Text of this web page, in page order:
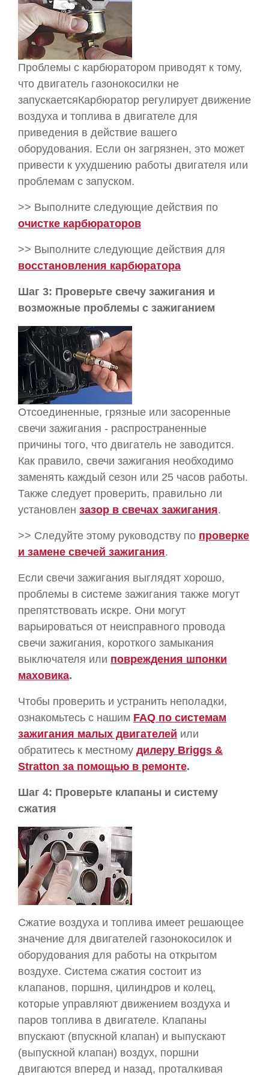
Проблемы с карбюратором приводят к тому,
что двигатель газонокосилки не
запускаетсяКарбюратор регулирует движение
воздуха и топлива в двигателе для
приведения в действие вашего
оборудования. Если он загрязнен, это может
привести к ухудшению работы двигателя или
проблемам с запуском.
>> Выполните следующие действия по
очистке карбюраторов
>> Выполните следующие действия для
восстановления карбюратора
Шаг 3: Проверьте свечу зажигания и
возможные проблемы с зажиганием
Отсоединенные, грязные или засоренные
свечи зажигания - распространенные
причины того, что двигатель не заводится.
Как правило, свечи зажигания необходимо
заменять каждый сезон или 25 часов работы.
Также следует проверить, правильно ли
установлен зазор в свечах зажигания.
>> Следуйте этому руководству по проверке
и замене свечей зажигания.
Если свечи зажигания выглядят хорошо,
проблемы в системе зажигания также могут
препятствовать искре. Они могут
варьироваться от неисправного провода
свечи зажигания, короткого замыкания
выключателя или повреждения шпонки
маховика.
Чтобы проверить и устранить неполадки,
ознакомьтесь с нашим FAQ по системам
зажигания малых двигателей или
обратитесь к местному дилеру Briggs &
Stratton за помощью в ремонте.
Шаг 4: Проверьте клапаны и систему
сжатия
Сжатие воздуха и топлива имеет решающее
значение для двигателей газонокосилок и
оборудования для работы на открытом
воздухе. Система сжатия состоит из
клапанов, поршня, цилиндров и колец,
которые управляют движением воздуха и
паров топлива в двигателе. Клапаны
впускают (впускной клапан) и выпускают
(выпускной клапан) воздух, поршни
двигаются вперед и назад, проталкивая